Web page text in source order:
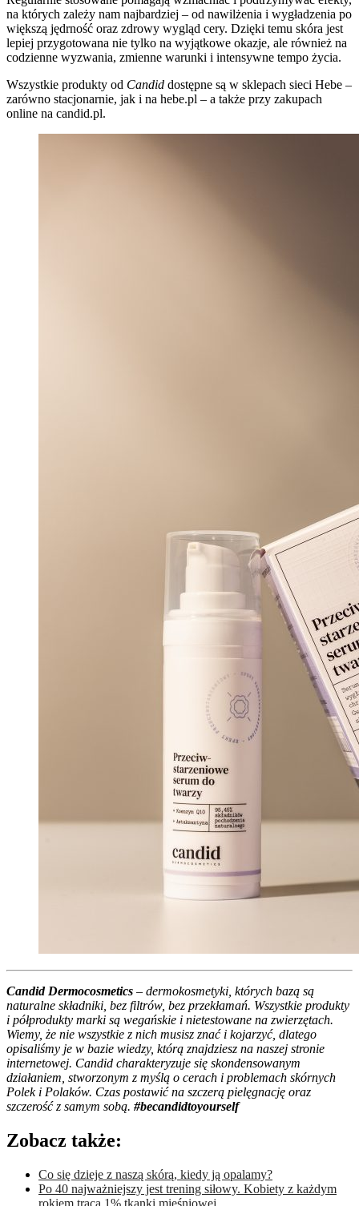
na których zależy nam najbardziej – od nawilżenia i wygładzenia po
większą jędrność oraz zdrowy wygląd cery. Dzięki temu skóra jest
lepiej przygotowana nie tylko na wyjątkowe okazje, ale również na
codzienne wyzwania, zmienne warunki i intensywne tempo życia.
Wszystkie produkty od Candid dostępne są w sklepach sieci Hebe –
zarówno stacjonarnie, jak i na hebe.pl – a także przy zakupach
online na candid.pl.
Candid Dermocosmetics – dermokosmetyki, których bazą są
naturalne składniki, bez filtrów, bez przekłamań. Wszystkie produkty
i półprodukty marki są wegańskie i nietestowane na zwierzętach.
Wiemy, że nie wszystkie z nich musisz znać i kojarzyć, dlatego
opisaliśmy je w bazie wiedzy, którą znajdziesz na naszej stronie
internetowej. Candid charakteryzuje się skondensowanym
działaniem, stworzonym z myślą o cerach i problemach skórnych
Polek i Polaków. Czas postawić na szczerą pielęgnację oraz
szczerość z samym sobą. #becandidtoyourself
Zobacz także:
Co się dzieje z naszą skórą, kiedy ją opalamy?
Po 40 najważniejszy jest trening siłowy. Kobiety z każdym